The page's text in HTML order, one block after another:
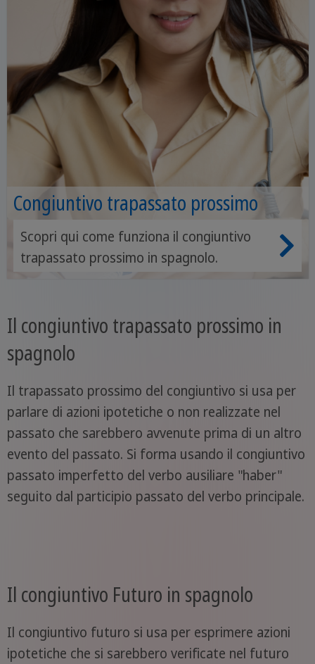
Congiuntivo trapassato prossimo
Scopri qui come funziona il congiuntivo
trapassato prossimo in spagnolo.
Il congiuntivo trapassato prossimo in
spagnolo
Il trapassato prossimo del congiuntivo si usa per
parlare di azioni ipotetiche o non realizzate nel
passato che sarebbero avvenute prima di un altro
evento del passato. Si forma usando il congiuntivo
passato imperfetto del verbo ausiliare "haber"
seguito dal participio passato del verbo principale.
Il congiuntivo Futuro in spagnolo
Il congiuntivo futuro si usa per esprimere azioni
ipotetiche che si sarebbero verificate nel futuro